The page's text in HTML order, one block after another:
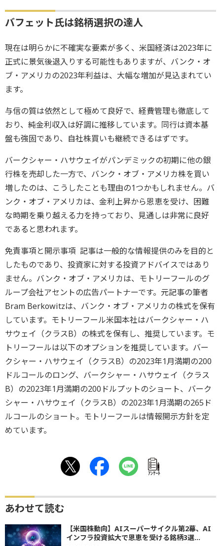
バフェット氏は銘柄選択の達人
現在は明らかに不確実な要素が多く、米国経済は2023年に
正式に景気後退入りする可能性もありますが、バンク・オ
ブ・アメリカの2023年利益は、大幅な増加が見込まれてい
ます。
与信の質は依然として極めて良好で、経費管理も徹底して
おり、純金利収入は好調に推移しています。同行は資本基
盤も強固であり、自社株買いも継続できるはずです。
バークシャー・ハサウェイがパンデミックの初期に他の銀
行株を売却した一方で、バンク・オブ・アメリカ株を買い
増したのは、こうしたことも理由の1つかもしれません。バ
ンク・オブ・アメリカは、金利上昇から恩恵を受け、困難
な時期を乗り越える力を持っており、見通しは非常に良好
であると思われます。
免責事項と開示事項 記事は一般的な情報提供のみを目的と
したものであり、投資家に対する投資アドバイスではあり
ません。バンク・オブ・アメリカは、モトリーフールのグ
ループ会社アセントの広告パートナーです。元記事の筆者
Bram Berkowitzは、バンク・オブ・アメリカの株式を保有
しています。モトリーフール米国本社はバークシャー・ハ
サウェイ（クラスB）の株式を保有し、推奨しています。モ
トリーフールは以下のオプションを推奨しています。バー
クシャー・ハサウェイ（クラスB）の2023年1月満期の200
ドルコールのロング、バークシャー・ハサウェイ（クラス
B）の2023年1月満期の200ドルプットのショート、バーク
シャー・ハサウェイ（クラスB）の2023年1月満期の265ド
ルコールのショート。モトリーフールは情報開示方針を定
めています。
ｱﾝｹｰﾄ
あわせて読む
【米国株動向】AIスーパーサイクル第2幕、AI
インフラ投資拡大で恩恵を受ける銘柄3選...